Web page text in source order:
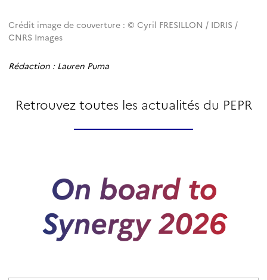
Crédit image de couverture : © Cyril FRESILLON / IDRIS /
CNRS Images
Rédaction : Lauren Puma
Retrouvez toutes les actualités du PEPR